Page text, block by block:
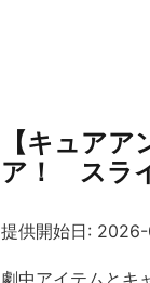
【キュア
ア！ スラ
提供開始日: